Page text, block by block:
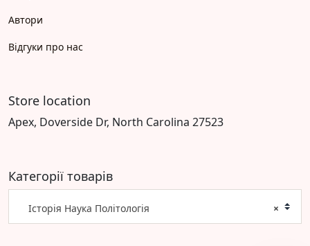
Автори
Відгуки про нас
Store location
Apex, Doverside Dr, North Carolina 27523
Категорії товарів
×
Історія Наука Політологія